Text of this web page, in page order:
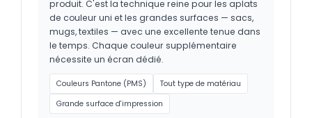
produit. C'est la technique reine pour les aplats
de couleur uni et les grandes surfaces — sacs,
mugs, textiles — avec une excellente tenue dans
le temps. Chaque couleur supplémentaire
nécessite un écran dédié.
Couleurs Pantone (PMS)
Tout type de matériau
Grande surface d'impression